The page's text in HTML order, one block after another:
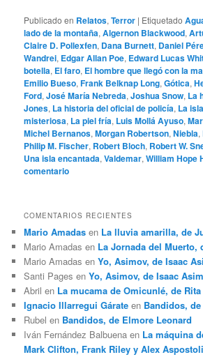
Publicado en Relatos,Terror | Etiquetado
lado de la montaña,Algernon Blackwood,
Claire D. Pollexfen, Dana Burnett, Daniel
Wandrei, Edgar Allan Poe, Edward Lucas
botella, El faro, El hombre que llegó con la
Emilio Bueso,Frank Belknap Long,Gótica,
Ford,José María Nebreda,Joshua Snow, La
Jones, La historia del oficial de policía, La
misteriosa, La piel fría, Luis Mollá Ayuso,
Michel Bernanos,Morgan Robertson,Niebla,
Philip M. Fischer, Robert Bloch, Robert W.
Una isla encantada,Valdemar,William Hope
comentario
COMENTARIOS RECIENTES
Mario Amadas en La lluvia amarilla, de
Mario Amadas en La Jornada del Muerto,
Mario Amadas enYo, Asimov, de Isaac
Santi Pages enYo, Asimov, de Isaac
Abril en La mucama de Omicunlé, de
Ignacio Illarregui Gárate en Bandidos,
Rubel en Bandidos, de Elmore Leonard
Iván Fernández Balbuena en La máquina
Mark Clifton, Frank Riley y Alex